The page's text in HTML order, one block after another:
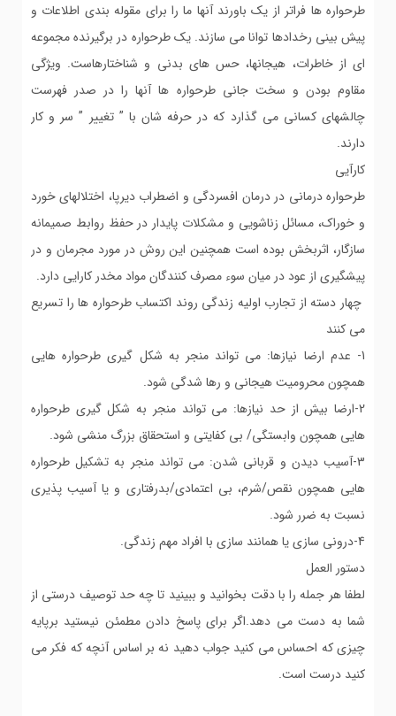
طرحواره ها فراتر از یک باورند آنها ما را برای مقوله بندی اطلاعات و
پیش بینی رخدادها توانا می سازند. یک طرحواره در برگیرنده مجموعه
ای از خاطرات، هیجانها، حس های بدنی و شناختارهاست. ویژگی
مقاوم بودن و سخت جانی طرحواره ها آنها را در صدر فهرست
چالشهای کسانی می گذارد که در حرفه شان با ” تغییر ” سر و کار
دارند.
کارآیی
طرحواره درمانی در درمان افسردگی و اضطراب دیرپا، اختلالهای خورد
و خوراک، مسائل زناشویی و مشکلات پایدار در حفظ روابط صمیمانه
سازگار، اثربخش بوده است همچنین این روش در مورد مجرمان و در
پیشگیری از عود در میان سوء مصرف کنندگان مواد مخدر کارایی دارد.
چهار دسته از تجارب اولیه زندگی روند اکتساب طرحواره ها را تسریع
می کنند
1- عدم ارضا نیازها: می تواند منجر به شکل گیری طرحواره هایی
همچون محرومیت هیجانی و رها شدگی شود.
2-ارضا بیش از حد نیازها: می تواند منجر به شکل گیری طرحواره
هایی همچون وابستگی/ بی کفایتی و استحقاق بزرگ منشی شود.
3-آسیب دیدن و قربانی شدن: می تواند منجر به تشکیل طرحواره
هایی همچون نقص/شرم، بی اعتمادی/بدرفتاری و یا آسیب پذیری
نسبت به ضرر شود.
4-درونی سازی یا همانند سازی با افراد مهم زندگی.
دستور العمل
لطفا هر جمله را با دقت بخوانید و ببینید تا چه حد توصیف درستی از
شما به دست می دهد.اگر برای پاسخ دادن مطمئن نیستید برپایه
چیزی که احساس می کنید جواب دهید نه بر اساس آنچه که فکر می
کنید درست است.